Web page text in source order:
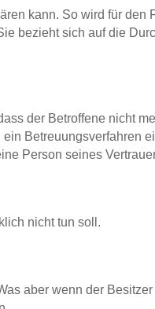
kann. So wird für den
bezieht sich auf die
der Betroffene nicht
Betreuungsverfahren
Person seines
nicht tun soll.
aber wenn der Besitzer